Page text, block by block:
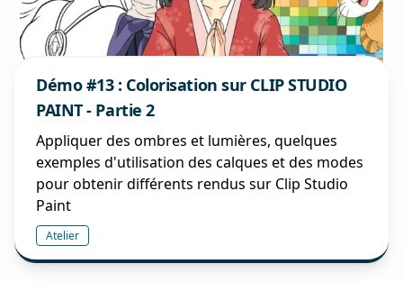
Démo #13 : Colorisation sur CLIP STUDIO
PAINT - Partie 2
Appliquer des ombres et lumières, quelques
exemples d'utilisation des calques et des modes
pour obtenir différents rendus sur Clip Studio
Paint
Atelier